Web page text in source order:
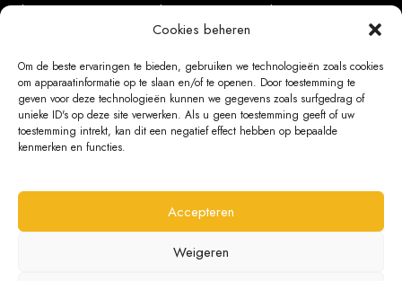
Cookies beheren
Om de beste ervaringen te bieden, gebruiken we technologieën zoals cookies
om apparaatinformatie op te slaan en/of te openen. Door toestemming te
geven voor deze technologieën kunnen we gegevens zoals surfgedrag of
unieke ID's op deze site verwerken. Als u geen toestemming geeft of uw
toestemming intrekt, kan dit een negatief effect hebben op bepaalde
kenmerken en functies.
Accepteren
Weigeren
The official importer of the originalBear Chair®!
Look-a-like & fake bearchairs do not meet our quality
standards!
+31 118 227 120
info@bearchair.eu
Chamber of Commerce No. 14100357